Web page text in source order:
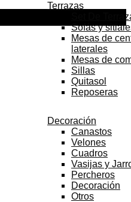
Terrazas
Set De
Sofás y
Mesas de
laterales
Mesas de
Sillas
Quitasol
Reposeras
Decoración
Canastos
Velones
Cuadros
Vasijas y
Percheros
Decoración
Otros